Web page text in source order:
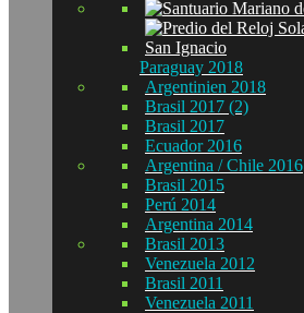
Paraguay 2018
Argentinien 2018
Brasil 2017 (2)
Brasil 2017
Ecuador 2016
Argentina / Chile 2016
Brasil 2015
Perú 2014
Argentina 2014
Brasil 2013
Venezuela 2012
Brasil 2011
Venezuela 2011